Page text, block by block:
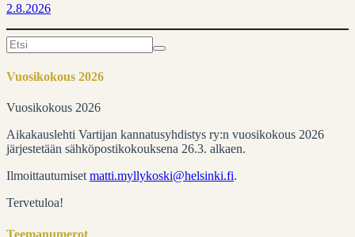
2.8.2026
Search
for:
Vuosikokous 2026
Vuosikokous 2026
Aikakauslehti Vartijan kannatusyhdistys ry:n vuosikokous 2026
järjestetään sähköpostikokouksena 26.3. alkaen.
Ilmoittautumiset matti.myllykoski@helsinki.fi.
Tervetuloa!
Teemanumerot